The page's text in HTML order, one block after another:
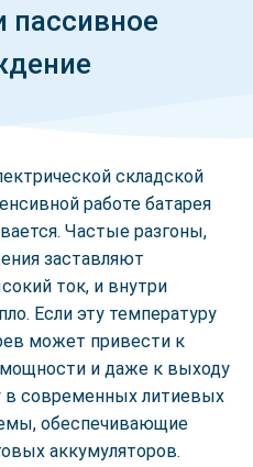
пассивное
складской
работе батарея
Частые разгоны,
заставляют
ток, и внутри
Если эту температуру
может привести к
и даже к выходу
в современных литиевых
обеспечивающие
аккумуляторов.